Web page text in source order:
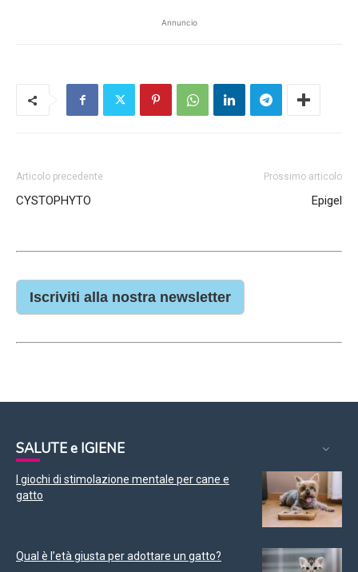
Annuncio
Articolo precedente
CYSTOPHYTO
Prossimo articolo
Epigel
Iscriviti alla nostra newsletter
SALUTE e IGIENE
I giochi di stimolazione mentale per cane e
gatto
Qual è l’età giusta per adottare un gatto?